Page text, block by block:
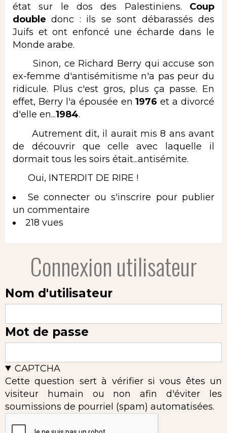
état sur le dos des Palestiniens. Coup
double donc : ils se sont débarassés des
Juifs et ont enfoncé une écharde dans le
Monde arabe.
Sinon, ce Richard Berry qui accuse son
ex-femme d'antisémitisme n'a pas peur du
ridicule. Plus c'est gros, plus ça passe. En
effet, Berry l'a épousée en1976et a divorcé
d'elle en...1984.
Autrement dit, il aurait mis 8 ans avant
de découvrir que celle avec laquelle il
dormait tous les soirs était...antisémite.
Oui, INTERDIT DE RIRE !
Se connecter ou s'inscrire pour publier
un commentaire
218 vues
Connexion utilisateur
Nom d'utilisateur
Mot de passe
CAPTCHA
Cette question sert à vérifier si vous êtes un
visiteur humain ou non afin d'éviter les
soumissions de pourriel (spam) automatisées.